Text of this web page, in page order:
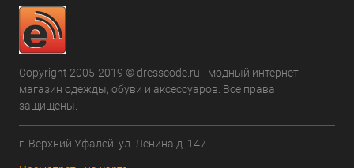
Copyright 2005-2019 © dresscode.ru - модный интернет-
магазин одежды, обуви и аксессуаров. Все права
защищены.
г. Верхний Уфалей. ул. Ленина д. 147